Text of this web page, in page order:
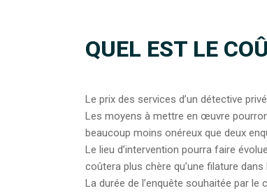
QUEL EST LE
Le prix des services d’un détective
Les moyens à mettre en œuvre
beaucoup moins onéreux que deux
Le lieu d’intervention pourra faire
coûtera plus chère qu’une filature
La durée de l’enquête souhaitée par